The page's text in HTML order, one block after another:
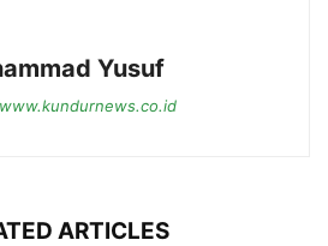
Yusuf
ARTICLES